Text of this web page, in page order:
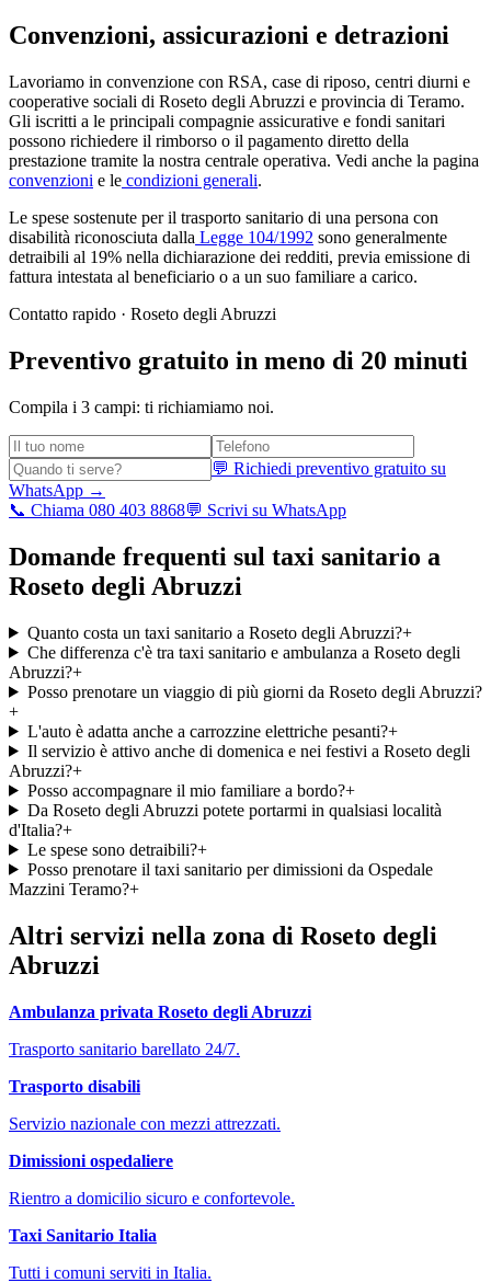
Convenzioni, assicurazioni e detrazioni
Lavoriamo in convenzione con RSA, case di riposo, centri diurni e
cooperative sociali di Roseto degli Abruzzi e provincia di Teramo.
Gli iscritti a le principali compagnie assicurative e fondi sanitari
possono richiedere il rimborso o il pagamento diretto della
prestazione tramite la nostra centrale operativa. Vedi anche la pagina
convenzioni e le condizioni generali.
Le spese sostenute per il trasporto sanitario di una persona con
disabilità riconosciuta dalla Legge 104/1992 sono generalmente
detraibili al 19% nella dichiarazione dei redditi, previa emissione di
fattura intestata al beneficiario o a un suo familiare a carico.
Contatto rapido · Roseto degli Abruzzi
Preventivo gratuito in meno di 20 minuti
Compila i 3 campi: ti richiamiamo noi.
💬 Richiedi preventivo gratuito su
WhatsApp →
📞 Chiama 080 403 8868💬 Scrivi su WhatsApp
Domande frequenti sul taxi sanitario a
Roseto degli Abruzzi
Quanto costa un taxi sanitario a Roseto degli Abruzzi?+
Che differenza c'è tra taxi sanitario e ambulanza a Roseto degli
Abruzzi?+
Posso prenotare un viaggio di più giorni da Roseto degli Abruzzi?
+
L'auto è adatta anche a carrozzine elettriche pesanti?+
Il servizio è attivo anche di domenica e nei festivi a Roseto degli
Abruzzi?+
Posso accompagnare il mio familiare a bordo?+
Da Roseto degli Abruzzi potete portarmi in qualsiasi località
d'Italia?+
Le spese sono detraibili?+
Posso prenotare il taxi sanitario per dimissioni da Ospedale
Mazzini Teramo?+
Altri servizi nella zona di Roseto degli
Abruzzi
Ambulanza privata Roseto degli Abruzzi
Trasporto sanitario barellato 24/7.
Trasporto disabili
Servizio nazionale con mezzi attrezzati.
Dimissioni ospedaliere
Rientro a domicilio sicuro e confortevole.
Taxi Sanitario Italia
Tutti i comuni serviti in Italia.